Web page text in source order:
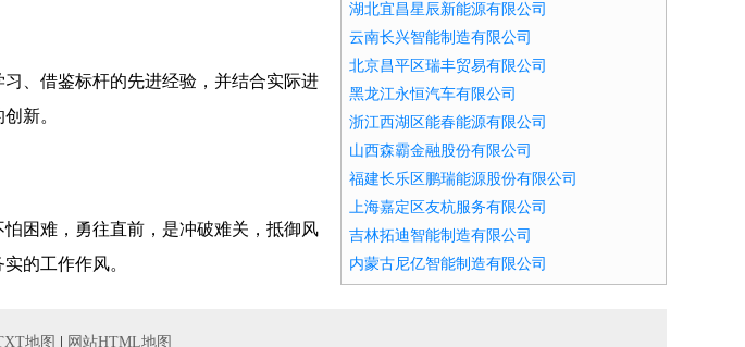
、借鉴标杆的先进经验，并结合实际进
新。
困难，勇往直前，是冲破难关，抵御风
的工作作风。
湖北宜昌星辰新能源有限公司
云南长兴智能制造有限公司
北京昌平区瑞丰贸易有限公司
黑龙江永恒汽车有限公司
浙江西湖区能春能源有限公司
山西森霸金融股份有限公司
福建长乐区鹏瑞能源股份有限公司
上海嘉定区友杭服务有限公司
吉林拓迪智能制造有限公司
内蒙古尼亿智能制造有限公司
地图 网站HTML地图